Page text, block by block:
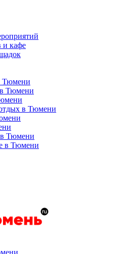
и кафе
Тюмени
Тюмени
в Тюмени
в Тюмени
в Тюмени